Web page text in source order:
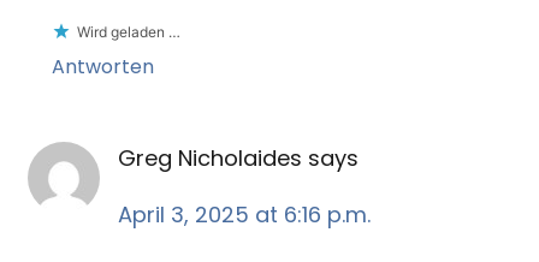
Wird geladen …
Antworten
Greg Nicholaides says
April 3, 2025 at 6:16 p.m.